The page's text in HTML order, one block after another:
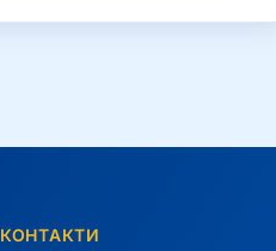
КОНТАКТИ